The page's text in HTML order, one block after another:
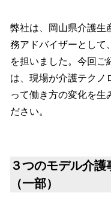
弊社は、岡山県介護生
務アドバイザーとして
を担いました。今回ご
は、現場が介護テクノ
って働き方の変化を生
ださい。
３つのモデル介
（一部）